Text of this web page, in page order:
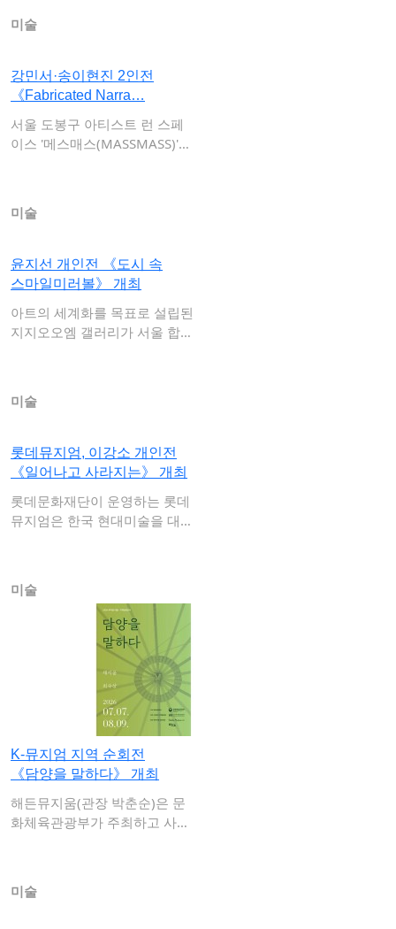
미술
강민서·송이현진 2인전
《Fabricated Narra…
서울 도봉구 아티스트 런 스페
이스 '메스매스(MASSMASS)'는
미술
윤지선 개인전 《도시 속
스마일미러볼》 개최
아트의 세계화를 목표로 설립된
지지오오엠 갤러리가 서울 합정
미술
롯데뮤지엄, 이강소 개인전
《일어나고 사라지는》 개최
롯데문화재단이 운영하는 롯데
뮤지엄은 한국 현대미술을 대표
미술
K-뮤지엄 지역 순회전
《담양을 말하다》 개최
해든뮤지움(관장 박춘순)은 문
화체육관광부가 주최하고 사단
미술